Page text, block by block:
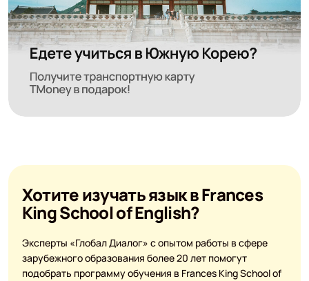
Хотите изучать язык в Frances
King School of English?
Эксперты «Глобал Диалог» с опытом работы в сфере
зарубежного образования более 20 лет помогут
подобрать программу обучения в Frances King School of